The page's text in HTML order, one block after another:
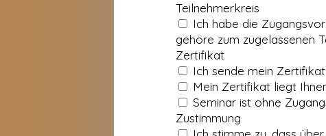
Teilnehmerkreis
Ich habe die
gehöre zum zugelassenen
Zertifikat
Mein Zertifikat liegt
Seminar ist ohne
Zustimmung